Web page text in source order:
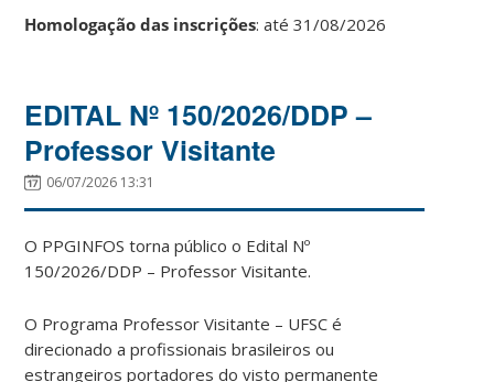
Homologação das inscrições: até 31/08/2026
EDITAL Nº 150/2026/DDP –
Professor Visitante
06/07/2026 13:31
O PPGINFOS torna público o Edital Nº
150/2026/DDP – Professor Visitante.
O Programa Professor Visitante – UFSC é
direcionado a profissionais brasileiros ou
estrangeiros portadores do visto permanente